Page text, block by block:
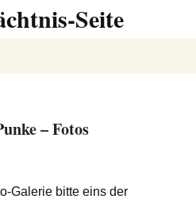
Seite
– Fotos
Galerie bitte eins der